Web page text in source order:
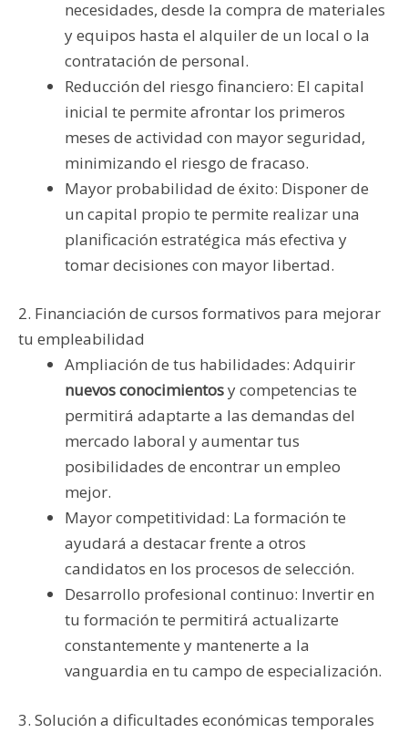
necesidades, desde la compra de materiales
y equipos hasta el alquiler de un local o la
contratación de personal.
Reducción del riesgo financiero: El capital
inicial te permite afrontar los primeros
meses de actividad con mayor seguridad,
minimizando el riesgo de fracaso.
Mayor probabilidad de éxito: Disponer de
un capital propio te permite realizar una
planificación estratégica más efectiva y
tomar decisiones con mayor libertad.
2. Financiación de cursos formativos para mejorar
tu empleabilidad
Ampliación de tus habilidades: Adquirir
nuevos conocimientosy competencias te
permitirá adaptarte a las demandas del
mercado laboral y aumentar tus
posibilidades de encontrar un empleo
mejor.
Mayor competitividad: La formación te
ayudará a destacar frente a otros
candidatos en los procesos de selección.
Desarrollo profesional continuo: Invertir en
tu formación te permitirá actualizarte
constantemente y mantenerte a la
vanguardia en tu campo de especialización.
3. Solución a dificultades económicas temporales